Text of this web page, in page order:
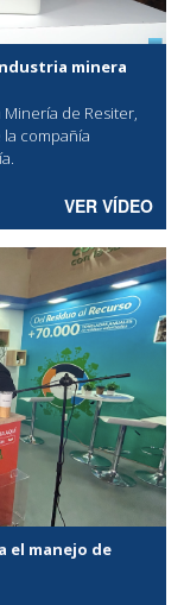
minera
de Resiter,
compañía
VER VÍDEO
el manejo de